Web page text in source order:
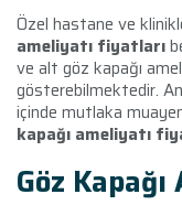
Özel hastane ve
ameliyatı fiyatları
ve alt göz kapağı
gösterebilmektedir.
içinde mutlaka
kapağı ameliyatı
Göz